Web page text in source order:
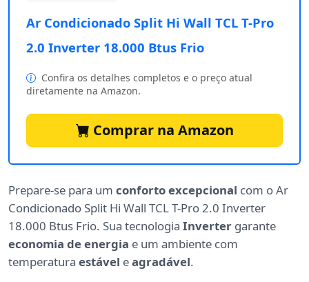
Ar Condicionado Split Hi Wall TCL T-Pro
2.0 Inverter 18.000 Btus Frio
Confira os detalhes completos e o preço atual
diretamente na Amazon.
Comprar na Amazon
Prepare-se para um conforto excepcional com o Ar
Condicionado Split Hi Wall TCL T-Pro 2.0 Inverter
18.000 Btus Frio. Sua tecnologia Inverter garante
economia de energia e um ambiente com
temperatura estável eagradável.